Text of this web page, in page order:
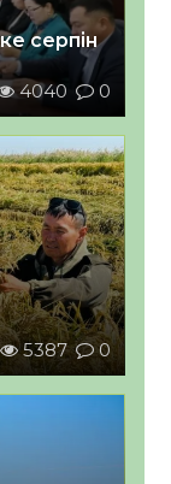
серпін
4040 0
5387 0